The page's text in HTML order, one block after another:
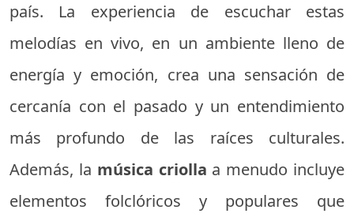
país. La experiencia de escuchar estas
melodías en vivo, en un ambiente lleno de
energía y emoción, crea una sensación de
cercanía con el pasado y un entendimiento
más profundo de las raíces culturales.
Además, la música criolla a menudo incluye
elementos folclóricos y populares que